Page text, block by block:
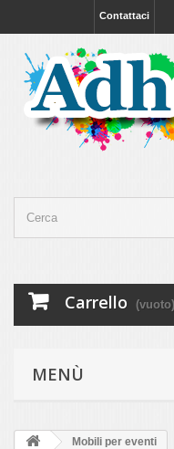
Contattaci
Carrello (vuoto)
MENÙ
Mobili per eventi